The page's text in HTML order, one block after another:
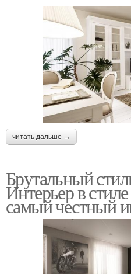
читать дальше →
Брутальный
Интерьер в
самый честный